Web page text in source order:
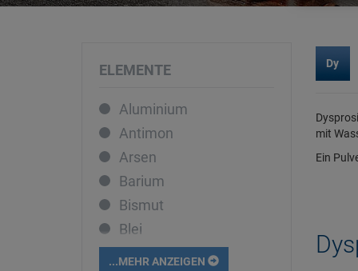
ELEMENTE
Aluminium
Antimon
Arsen
Barium
Bismut
Blei
...MEHR ANZEIGEN
Dy
mit
Ein